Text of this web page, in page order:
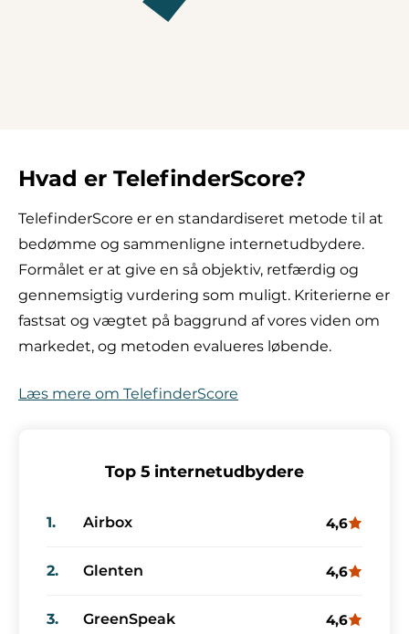
Hvad er TelefinderScore?
TelefinderScore er en standardiseret metode til at
bedømme og sammenligne internetudbydere.
Formålet er at give en så objektiv, retfærdig og
gennemsigtig vurdering som muligt. Kriterierne er
fastsat og vægtet på baggrund af vores viden om
markedet, og metoden evalueres løbende.
Læs mere om TelefinderScore
Top 5 internetudbydere
1. Airbox 4,6
2. Glenten 4,6
3. GreenSpeak 4,6